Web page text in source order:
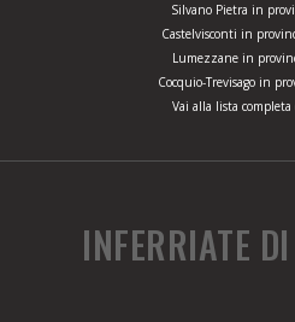
Silvano Pietra in
Castelvisconti in
Lumezzane in
Cocquio-Trevisago in
Vai alla lista
INFERRIATE